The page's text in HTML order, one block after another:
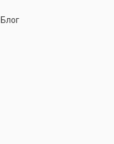
Блог